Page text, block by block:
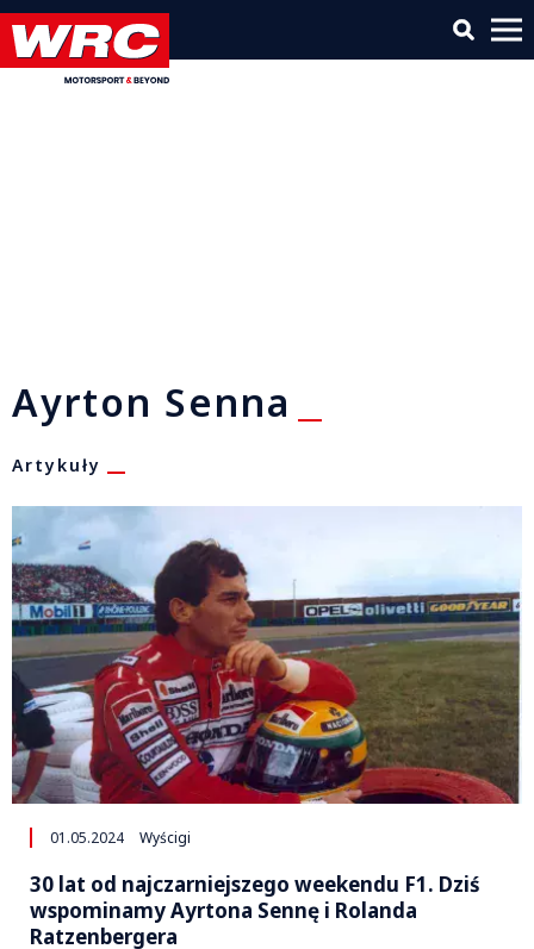
Ayrton Senna
Artykuły
01.05.2024 Wyścigi
30 lat od najczarniejszego weekendu F1. Dziś
wspominamy Ayrtona Sennę i Rolanda
Ratzenbergera